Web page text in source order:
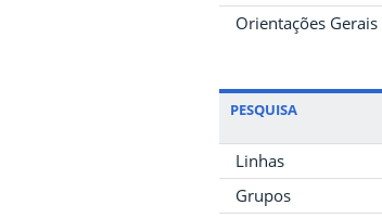
Orientações Gerais
PESQUISA
Linhas
Grupos